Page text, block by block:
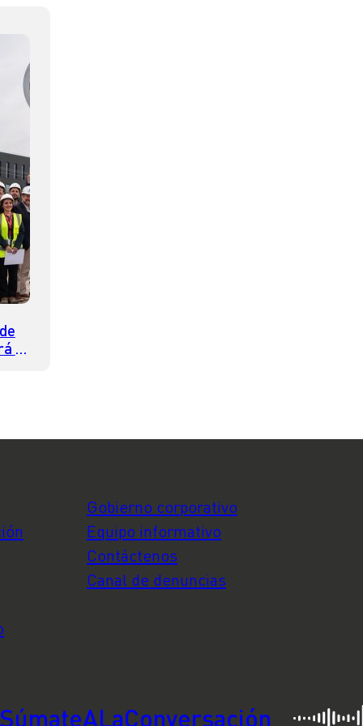
la
Gobierno corporativo
Equipo informativo
Contáctenos
Canal de denuncias
SúmateALaConversación